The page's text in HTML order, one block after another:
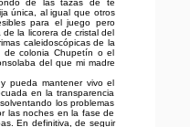
de las tazas de té
única, al igual que otros
para el juego pero
la licorera de cristal del
caleidoscópicas de la
de colonia Chupetín o el
del que mi madre
pueda mantener vivo el
en la transparencia
los problemas
las noches en la fase de
En definitiva, de seguir